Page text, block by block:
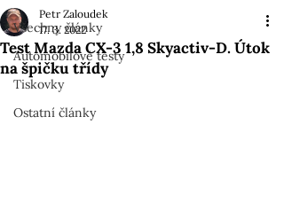
Všechny články
Automobilové testy
Tiskovky
Ostatní články
Test Mazda CX-3 1,8 Skyactiv-D. Útok
na špičku třídy
Petr Zaloudek
17. 3. 2022